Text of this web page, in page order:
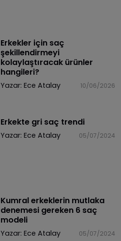
Erkekler için saç
şekillendirmeyi
kolaylaştıracak ürünler
hangileri?
Yazar: Ece Atalay 10/06/2026
Erkekte gri saç trendi
Yazar: Ece Atalay 05/07/2024
​Kumral erkeklerin mutlaka
denemesi gereken 6 saç
modeli
Yazar: Ece Atalay 05/07/2024